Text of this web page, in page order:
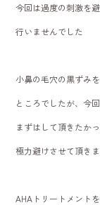
今回は過度の刺激を
行いませんでした
小鼻の毛穴の黒ずみ
ところでしたが、今
まずはして頂きたか
極力避けさせて頂き
AHAトリートメント